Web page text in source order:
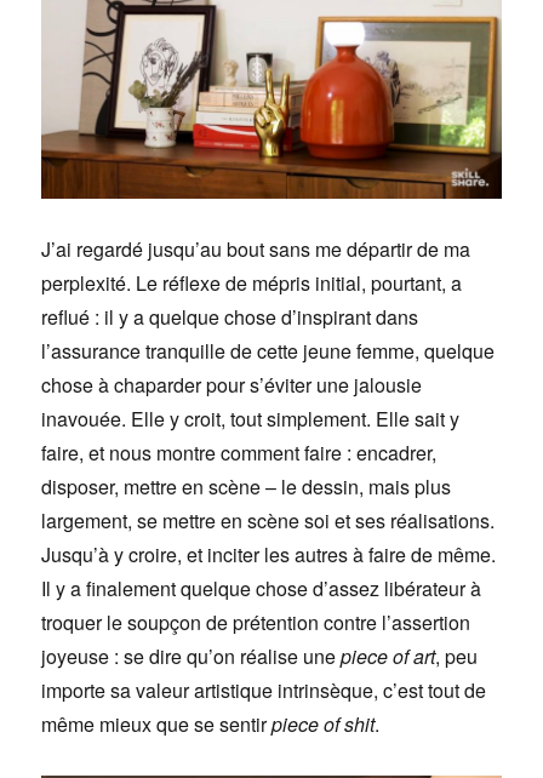
J’ai regardé jusqu’au bout sans me départir de ma
perplexité. Le réflexe de mépris initial, pourtant, a
reflué : il y a quelque chose d’inspirant dans
l’assurance tranquille de cette jeune femme, quelque
chose à chaparder pour s’éviter une jalousie
inavouée. Elle y croit, tout simplement. Elle sait y
faire, et nous montre comment faire : encadrer,
disposer, mettre en scène – le dessin, mais plus
largement, se mettre en scène soi et ses réalisations.
Jusqu’à y croire, et inciter les autres à faire de même.
Il y a finalement quelque chose d’assez libérateur à
troquer le soupçon de prétention contre l’assertion
joyeuse : se dire qu’on réalise unepiece of art, peu
importe sa valeur artistique intrinsèque, c’est tout de
même mieux que se sentirpiece of shit.